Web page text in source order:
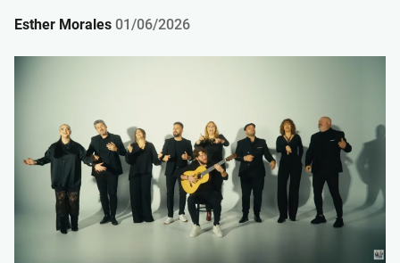
Esther Morales 01/06/2026